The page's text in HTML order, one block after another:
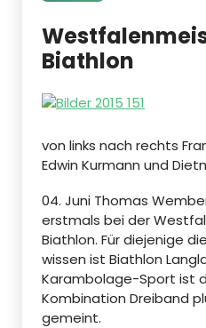
Biathlon
von links nach rechts
Edwin Kurmann und
04. Juni Thomas
erstmals bei der
Biathlon. Für diejenige
wissen ist Biathlon
Karambolage-Sport ist
Kombination Dreiband
gemeint.